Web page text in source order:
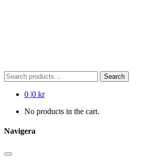
Search
for:
Search
0 |0 kr
No products in the cart.
Navigera